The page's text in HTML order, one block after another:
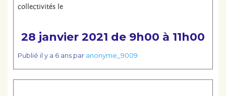
collectivités le
28 janvier 2021 de 9h00 à 11h00
Publié il y a 6 anspar anonyme_9009